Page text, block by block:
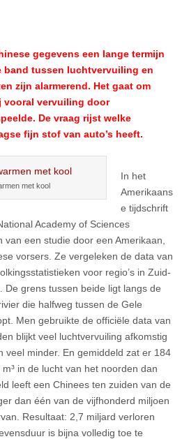
gegevens een lange termijn
band tussen luchtvervuiling en
zijn alarmerend. Het gaat om
vooral vervuiling door
De vraag rijst welke
fijn stof van auto’s heeft.
met kool
In het
Amerikaans
e tijdschrift
Academy of Sciences
een studie door een Amerikaan,
vorsers. Ze vergeleken de data van
voor regio’s in Zuid-
De grens tussen beide ligt langs de
die halfweg tussen de Gele
Men gebruikte de officiële data van
blijkt veel luchtvervuiling afkomstig
veel minder. En gemiddeld zat er 184
in de lucht van het noorden dan
leeft een Chinees ten zuiden van de
dan één van de vijfhonderd miljoen
Resultaat: 2,7 miljard verloren
is bijna volledig toe te